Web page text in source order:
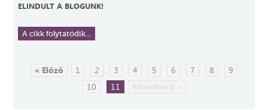
ELINDULT A BLOGUNK!
A cikk folytatódik...
« Előző 1 2 3 4 5 6 7 8
9
10
11